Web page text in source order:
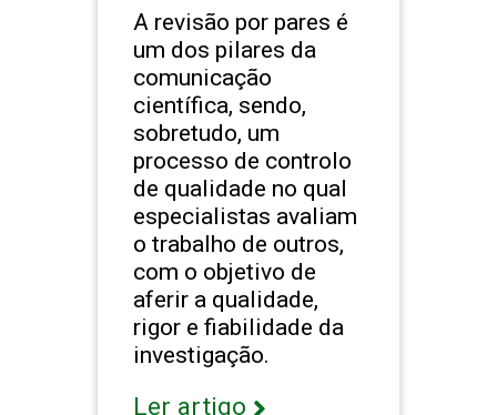
A revisão por pares é
um dos pilares da
comunicação
científica, sendo,
sobretudo, um
processo de controlo
de qualidade no qual
especialistas avaliam
o trabalho de outros,
com o objetivo de
aferir a qualidade,
rigor e fiabilidade da
investigação.
Ler artigo